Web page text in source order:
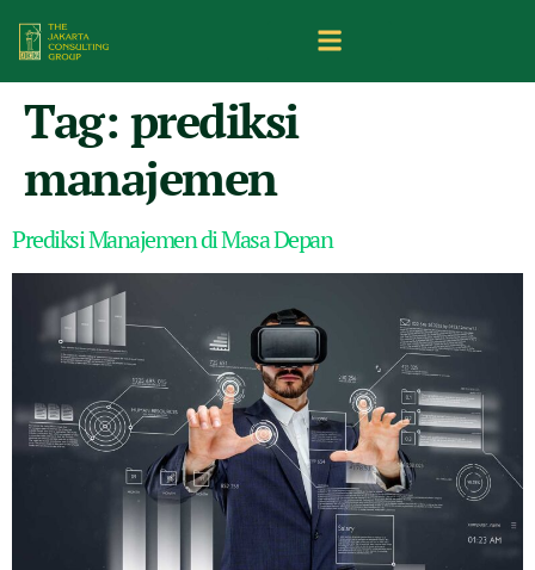
Tag: prediksi
manajemen
Prediksi Manajemen di Masa Depan